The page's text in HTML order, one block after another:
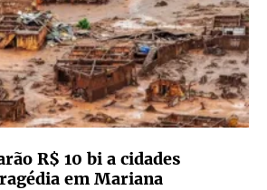
R$ 10 bi a cidades
em Mariana